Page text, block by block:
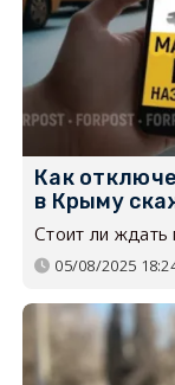
Как
в Крыму
Стоит ли
05/08/2025